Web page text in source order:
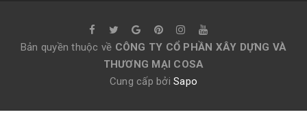
Bản quyền thuộc về CÔNG TY CỔ PHẦN XÂY DỰNG VÀ
THƯƠNG MẠI COSA
Cung cấp bởiSapo